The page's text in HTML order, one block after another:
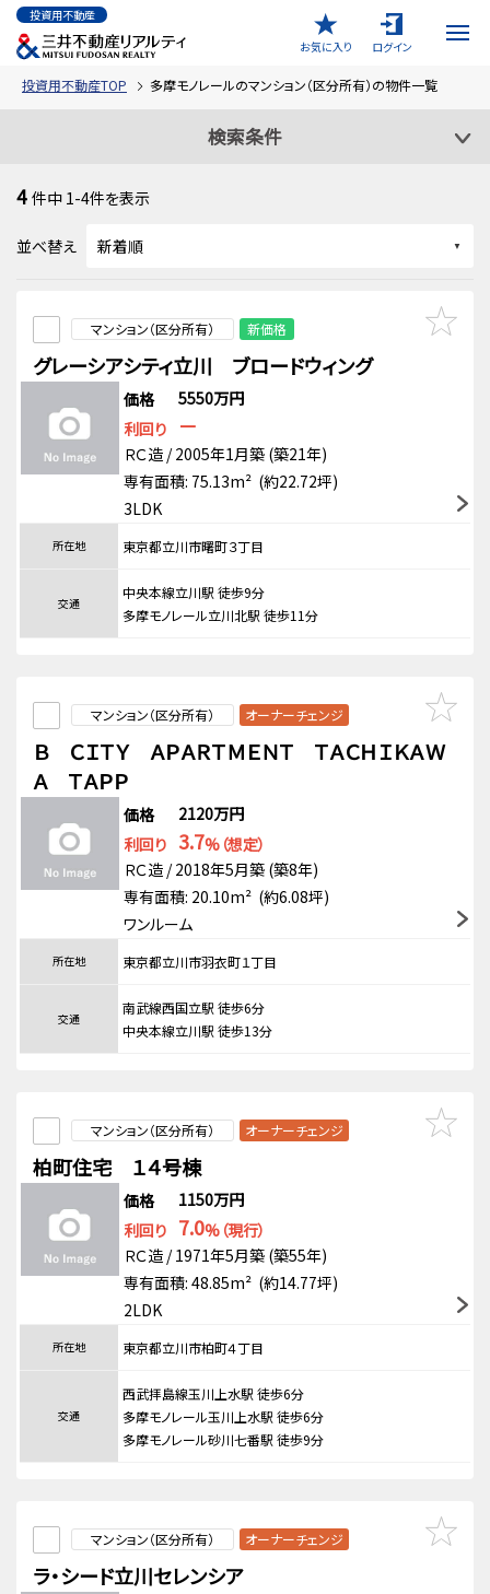
投資用不動産
お気に入り
ログイン
投資用不動産TOP 多摩モノレールのマンション（区分所有）の物件一覧
検索条件
4 件中 1-4件を表示
並べ替え
マンション（区分所有） 新価格
グレーシアシティ立川 ブロードウィング
価格
5550万円
利回り
－
ＲＣ造 / 2005年1月築 (築21年)
専有面積: 75.13m² (約22.72坪)
3LDK
所在地 東京都立川市曙町３丁目
交通
中央本線立川駅 徒歩9分
多摩モノレール立川北駅 徒歩11分
マンション（区分所有） オーナーチェンジ
Ｂ ＣＩＴＹ ＡＰＡＲＴＭＥＮＴ ＴＡＣＨＩＫＡＷ
Ａ ＴＡＰＰ
価格
2120万円
利回り 3.7%（想定）
ＲＣ造 / 2018年5月築 (築8年)
専有面積: 20.10m² (約6.08坪)
ワンルーム
所在地 東京都立川市羽衣町１丁目
交通
南武線西国立駅 徒歩6分
中央本線立川駅 徒歩13分
マンション（区分所有） オーナーチェンジ
柏町住宅 １４号棟
価格
1150万円
利回り 7.0%（現行）
ＲＣ造 / 1971年5月築 (築55年)
専有面積: 48.85m² (約14.77坪)
2LDK
所在地 東京都立川市柏町４丁目
交通
西武拝島線玉川上水駅 徒歩6分
多摩モノレール玉川上水駅 徒歩6分
多摩モノレール砂川七番駅 徒歩9分
マンション（区分所有） オーナーチェンジ
ラ・シード立川セレンシア